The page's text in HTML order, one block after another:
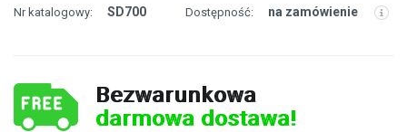
Nr katalogowy: SD700 Dostępność: na zamówienie
Bezwarunkowa
darmowa dostawa!